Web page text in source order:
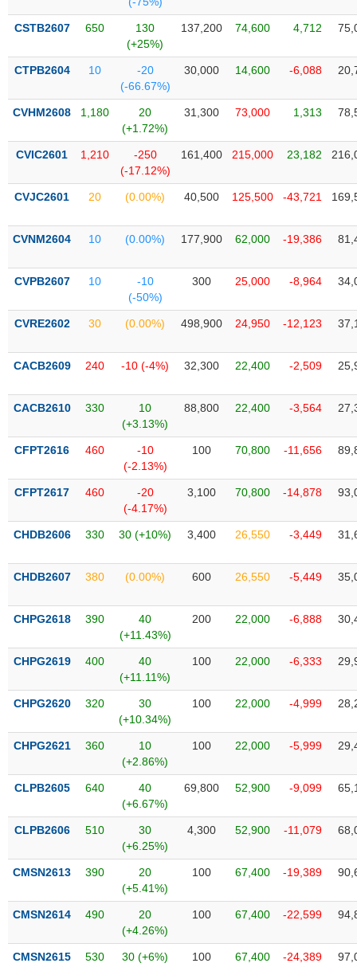
CSTB2607 650
130
(+25%)
137,200 74,600 4,712
CTPB2604 10
-20
(-66.67%)
30,000 14,600 -6,088
CVHM2608 1,180
20
(+1.72%)
31,300 73,000 1,313
CVIC2601 1,210
-250
(-17.12%)
161,400 215,000 23,182
CVJC2601 20 (0.00%) 40,500 125,500 -43,721
CVNM2604 10 (0.00%) 177,900 62,000 -19,386
CVPB2607 10
-10
(-50%)
300 25,000 -8,964
CVRE2602 30 (0.00%) 498,900 24,950 -12,123
CACB2609 240 -10 (-4%) 32,300 22,400 -2,509
CACB2610 330
10
(+3.13%)
88,800 22,400 -3,564
CFPT2616 460
-10
(-2.13%)
100 70,800 -11,656
CFPT2617 460
-20
(-4.17%)
3,100 70,800 -14,878
CHDB2606 330 30 (+10%) 3,400 26,550 -3,449
CHDB2607 380 (0.00%) 600 26,550 -5,449
CHPG2618 390
40
(+11.43%)
200 22,000 -6,888
CHPG2619 400
40
(+11.11%)
100 22,000 -6,333
CHPG2620 320
30
(+10.34%)
100 22,000 -4,999
CHPG2621 360
10
(+2.86%)
100 22,000 -5,999
CLPB2605 640
40
(+6.67%)
69,800 52,900 -9,099
CLPB2606 510
30
(+6.25%)
4,300 52,900 -11,079
CMSN2613 390
20
(+5.41%)
100 67,400 -19,389
CMSN2614 490
20
(+4.26%)
100 67,400 -22,599
CMSN2615 530 30 (+6%) 100 67,400 -24,389
SỨC
TÀI
TIN
VỤ
THÔNG
TIỆN
ÍCH
BẤT
SẢN
Mã
chứng
(-)
Cổ phiếu Chỉ số
đạo
(-)
Tất cả Người nội bộ Người liên quan Cổ đông lớn
Tin
tức
của